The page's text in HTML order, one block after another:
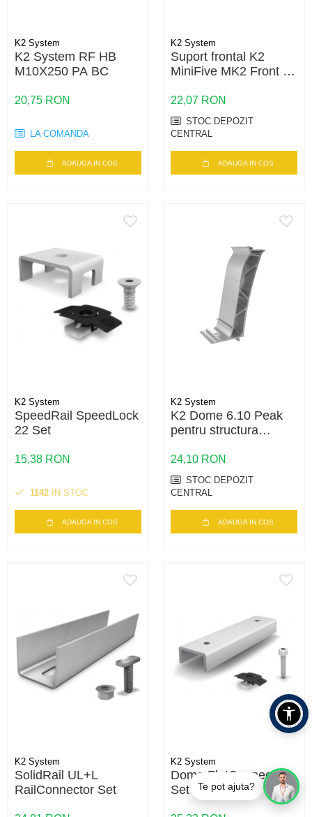
K2 System
K2 System RF HB
M10X250 PA BC
20,75 RON
LA COMANDA
ADAUGA IN COS
K2 System
Suport frontal K2
MiniFive MK2 Front –
acoperis plat, sistem
MiniFive
22,07 RON
STOC DEPOZIT
CENTRAL
ADAUGA IN COS
K2 System
SpeedRail SpeedLock
22 Set
15,38 RON
1142 IN STOC
ADAUGA IN COS
K2 System
K2 Dome 6.10 Peak
pentru structura
24,10 RON
STOC DEPOZIT
CENTRAL
ADAUGA IN COS
K2 System
SolidRail UL+L
RailConnector Set
K2 System
Dome FlatConnector
Set
Te pot ajuta?